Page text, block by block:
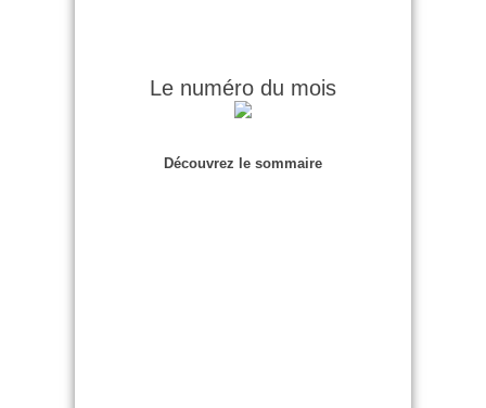
Le numéro du mois
Découvrez le sommaire